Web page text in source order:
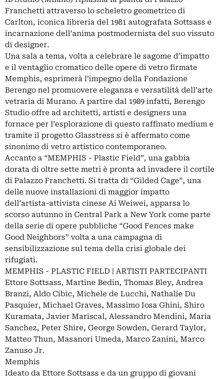
Franchetti attraverso lo scheletro geometrico di
Carlton, iconica libreria del 1981 autografata Sottsass e
incarnazione dell’anima postmodernista del suo vissuto
di designer.
Una sala a tema, volta a celebrare le sagome d’impatto
e il ventaglio cromatico delle opere di vetro firmate
Memphis, esprimerà l’impegno della Fondazione
Berengo nel promuovere eleganza e versatilità dell’arte
vetraria di Murano. A partire dal 1989 infatti, Berengo
Studio offre ad architetti, artisti e designers una
fornace per l’esplorazione di questo raffinato medium e
tramite il progetto Glasstress si è affermato come
sinonimo di vetro artistico contemporaneo.
Accanto a “MEMPHIS - Plastic Field”, una gabbia
dorata di oltre sette metri è pronta ad invadere il cortile
di Palazzo Franchetti. Si tratta di “Gilded Cage”, una
delle nuove installazioni di maggior impatto
dell’artista-attivista cinese Ai Weiwei, apparsa lo
scorso autunno in Central Park a New York come parte
della serie di opere pubbliche “Good Fences make
Good Neighbors” volta a una campagna di
sensibilizzazione sul tema della crisi globale dei
rifugiati.
MEMPHIS - PLASTIC FIELD | ARTISTI PARTECIPANTI
Ettore Sottsass, Martine Bedin, Thomas Bley, Andrea
Branzi, Aldo Cibic, Michele de Lucchi, Nathalie Du
Pasquier, Michael Graves, Massimo Iosa Ghini, Shiro
Kuramata, Javier Mariscal, Alessandro Mendini, Maria
Sanchez, Peter Shire, George Sowden, Gerard Taylor,
Matteo Thun, Masanori Umeda, Marco Zanini, Marco
Zanuso Jr.
Memphis
Ideato da Ettore Sottsass e da un gruppo di giovani